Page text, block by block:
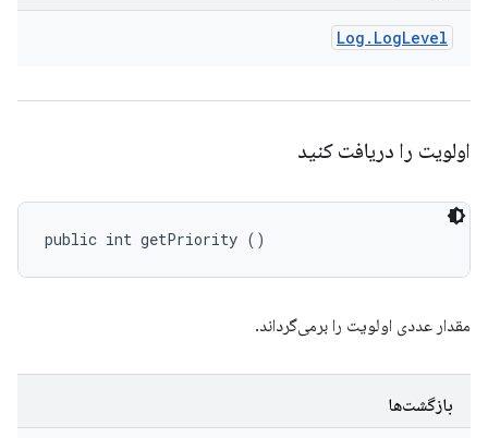
Log . LogLevel
اولویت را دریافت کنید
public int getPriority ()
مقدار عددی اولویت را برمی‌گرداند.
بازگشت‌ها